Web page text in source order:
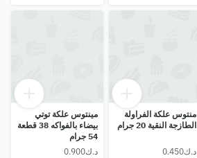
منتوس علكة الفراولة
الطازجة النقية 20 جرام
⁦د.ك0.450⁩
مينتوس علكة توتي
بيضاء بالفواكه 38 قطعة
54 جرام